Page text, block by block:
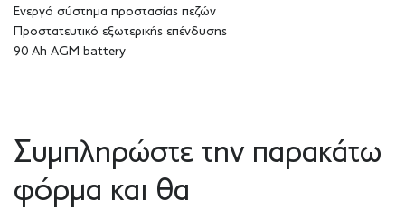
Ενεργό σύστημα προστασίας πεζών
Προστατευτικό εξωτερικής επένδυσης
90 Ah AGM battery
Συμπληρώστε την παρακάτω
φόρμα και θα